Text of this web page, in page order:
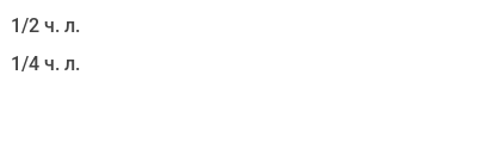
1/2 ч. л.
1/4 ч. л.